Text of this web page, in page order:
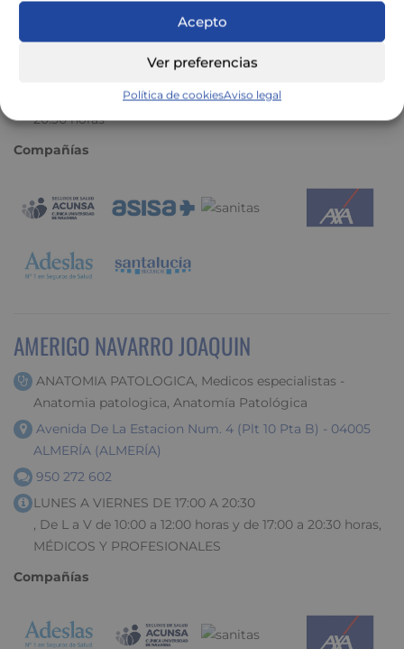
Acepto
Ver preferencias
Política de cookiesAviso legal
Carrer La Marina, 17 (Cala Figuera) - 07659 SANTANYI
(BALEARES)
MÉDICOS Y PROFESIONALES, L y de X a V de 18:00 a
20:30 horas
Compañías
AMERIGO NAVARRO JOAQUIN
ANATOMIA PATOLOGICA, Medicos especialistas -
Anatomia patologica, Anatomía Patológica
Avenida De La Estacion Num. 4 (Plt 10 Pta B) - 04005
ALMERÍA (ALMERÍA)
950 272 602
LUNES A VIERNES DE 17:00 A 20:30
, De L a V de 10:00 a 12:00 horas y de 17:00 a 20:30 horas,
MÉDICOS Y PROFESIONALES
Compañías